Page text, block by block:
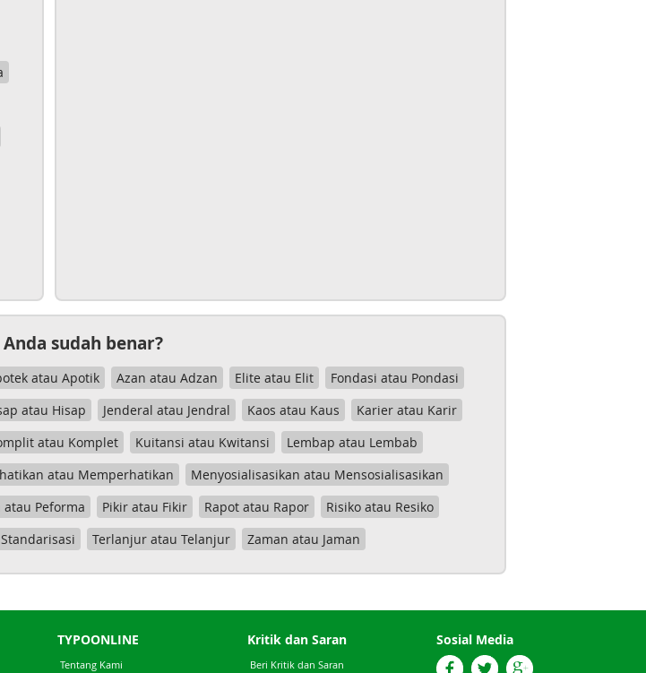
sudah benar?
atau Apotik Azan atau Adzan Elite atau Elit
Fondasi atau Pondasi
atau Hisap Jenderal atau Jendral Kaos atau Kaus
Karier atau Karir
atau Komplet Kuitansi atau Kwitansi
Lembap atau Lembab
atau Memperhatikan
Menyosialisasikan atau Mensosialisasikan
atau Peforma Pikir atau Fikir Rapot atau Rapor
Risiko atau Resiko
Terlanjur atau Telanjur Zaman atau Jaman
TYPOONLINE
Tentang Kami
Kritik dan Saran
Beri Kritik dan Saran
Sosial Media